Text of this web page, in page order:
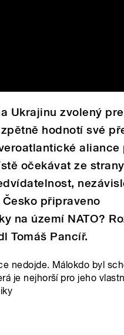
Ukrajinu zvolený
hodnotí své
aliance
očekávat ze
připraveno
na území NATO?
Tomáš Pancíř.
nedojde. Málokdo byl
je nejhorší pro jeho